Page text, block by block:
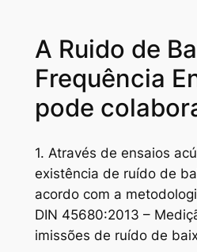
A Ruido de
Frequência
pode
1. Através de ensaios
existência de ruído de
acordo com a
DIN 45680:2013 –
imissões de ruído de